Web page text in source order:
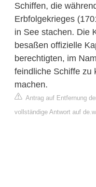
Schiffen, die
Erbfolgekrieges
in See stachen. Die
besaßen offizielle
berechtigten, im
feindliche Schiffe zu
machen.
Antrag auf Entfernung
vollständige Antwort auf